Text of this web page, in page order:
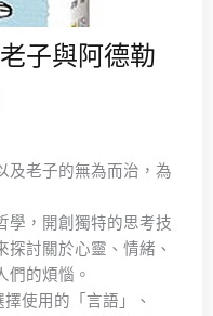
子與阿德勒
老子的無為而治，為
，開創獨特的思考技
討關於心靈、情緒、
們的煩惱。
使用的「言語」、